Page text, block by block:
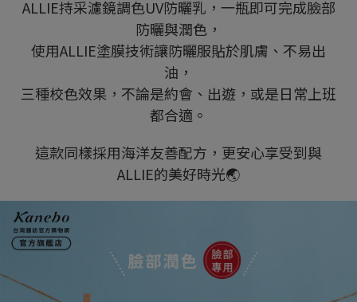
ALLIE持采濾鏡調色UV防曬乳，一瓶即可完成臉部
防曬與潤色，
使用ALLIE塗膜技術讓防曬服貼於肌膚、不易出
油，
三種校色效果，不論是約會、出遊，或是日常上班
都合適。
這款同樣採用海洋友善配方，更安心享受到與
ALLIE的美好時光🌏